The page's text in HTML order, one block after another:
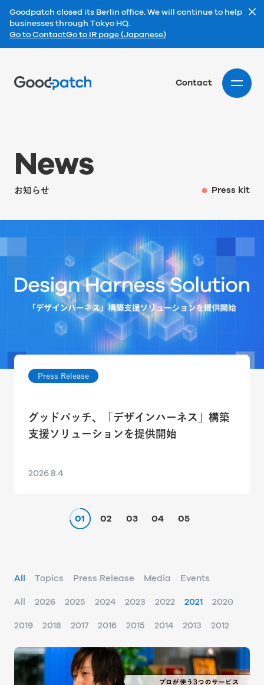
Goodpatch closed its Berlin office. We will continue to help
businesses through Tokyo HQ.
Go to ContactGo to IR page (Japanese)
Contact
News
お知らせ Press kit
Press Release
グッドパッチ、「デザインハーネス」構築
支援ソリューションを提供開始
2026.8.4
01 02 03 04 05
All Topics Press Release Media Events
All 2026 2025 2024 2023 2022 2021 2020
2019 2018 2017 2016 2015 2014 2013 2012